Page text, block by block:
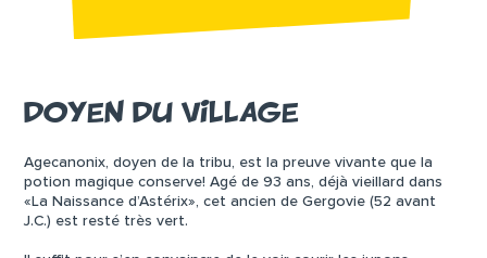
DOYEN DU VILLAGE
Agecanonix, doyen de la tribu, est la preuve vivante que la
potion magique conserve! Agé de 93 ans, déjà vieillard dans
«La Naissance d’Astérix», cet ancien de Gergovie (52 avant
J.C.) est resté très vert.